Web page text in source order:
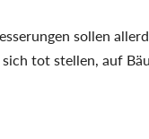
sollen
tot stellen, auf